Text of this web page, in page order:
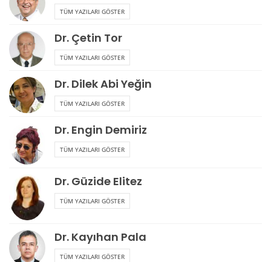
TÜM YAZILARI GÖSTER
Dr. Çetin Tor
TÜM YAZILARI GÖSTER
Dr. Dilek Abi Yeğin
TÜM YAZILARI GÖSTER
Dr. Engin Demiriz
TÜM YAZILARI GÖSTER
Dr. Güzide Elitez
TÜM YAZILARI GÖSTER
Dr. Kayıhan Pala
TÜM YAZILARI GÖSTER